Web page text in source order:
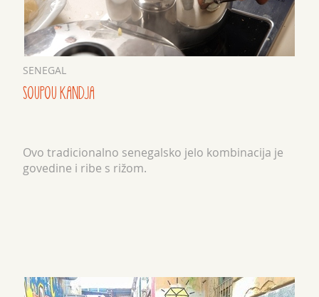
SENEGAL
SOUPOU KANDJA
Ovo tradicionalno senegalsko jelo kombinacija je
govedine i ribe s rižom.